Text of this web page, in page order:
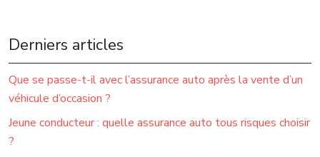
Derniers articles
Que se passe-t-il avec l’assurance auto après la vente d’un
véhicule d’occasion ?
Jeune conducteur : quelle assurance auto tous risques choisir
?